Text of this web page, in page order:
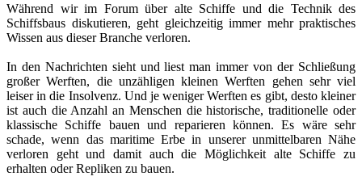
Während wir im Forum über alte Schiffe und die Technik des
Schiffsbaus diskutieren, geht gleichzeitig immer mehr praktisches
Wissen aus dieser Branche verloren.
In den Nachrichten sieht und liest man immer von der Schließung
großer Werften, die unzähligen kleinen Werften gehen sehr viel
leiser in die Insolvenz. Und je weniger Werften es gibt, desto kleiner
ist auch die Anzahl an Menschen die historische, traditionelle oder
klassische Schiffe bauen und reparieren können. Es wäre sehr
schade, wenn das maritime Erbe in unserer unmittelbaren Nähe
verloren geht und damit auch die Möglichkeit alte Schiffe zu
erhalten oder Repliken zu bauen.